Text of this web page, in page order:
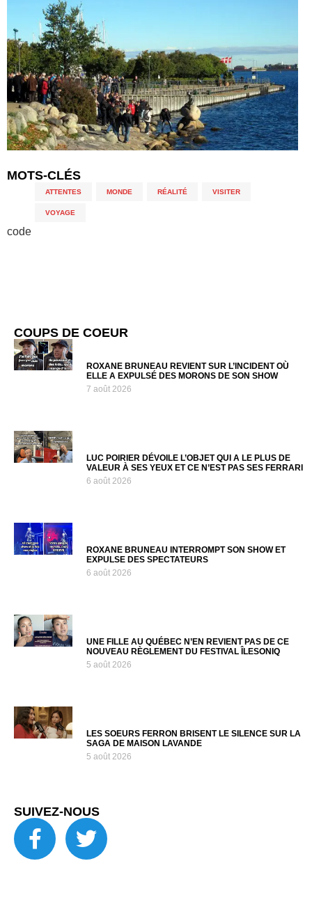
MOTS-CLÉS
ATTENTES MONDE RÉALITÉ VISITER
VOYAGE
code
COUPS DE COEUR
ROXANE BRUNEAU REVIENT SUR L’INCIDENT OÙ
ELLE A EXPULSÉ DES MORONS DE SON SHOW
7 août 2026
LUC POIRIER DÉVOILE L’OBJET QUI A LE PLUS DE
VALEUR À SES YEUX ET CE N’EST PAS SES FERRARI
6 août 2026
ROXANE BRUNEAU INTERROMPT SON SHOW ET
EXPULSE DES SPECTATEURS
6 août 2026
UNE FILLE AU QUÉBEC N’EN REVIENT PAS DE CE
NOUVEAU RÈGLEMENT DU FESTIVAL ÎLESONIQ
5 août 2026
LES SOEURS FERRON BRISENT LE SILENCE SUR LA
SAGA DE MAISON LAVANDE
5 août 2026
SUIVEZ-NOUS